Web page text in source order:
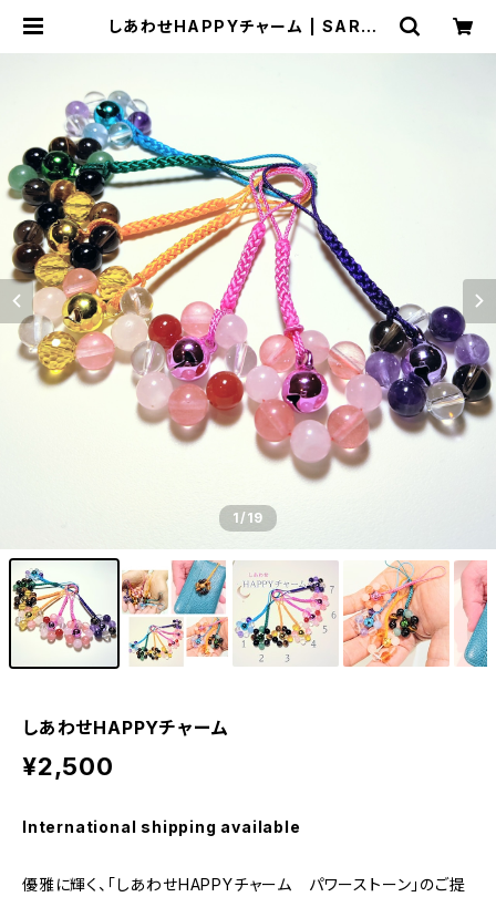
しあわせHAPPYチャーム | SARAS
1/19
しあわせHAPPYチャーム
¥2,500
International shipping available
優雅に輝く、「しあわせHAPPYチャーム パワーストーン」のご提